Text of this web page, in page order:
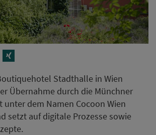
Stadthalle in Wien
Übernahme durch die Münchner
unter dem Namen Cocoon Wien
setzt auf digitale Prozesse sowie